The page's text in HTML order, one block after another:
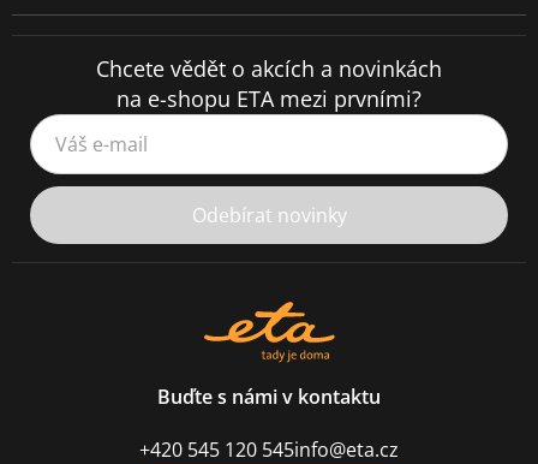
Chcete vědět o akcích a novinkách
na e-shopu ETA mezi prvními?
Váš e-mail
Odebírat novinky
Buďte s námi v kontaktu
+420 545 120 545info@eta.cz